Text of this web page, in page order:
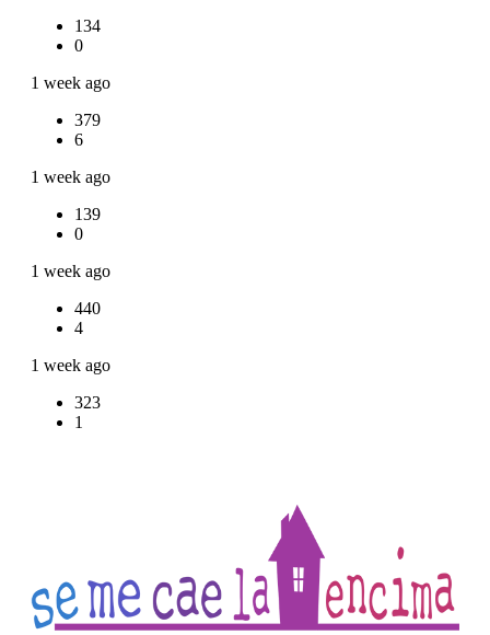
134
0
1 week ago
379
6
1 week ago
139
0
1 week ago
440
4
1 week ago
323
1